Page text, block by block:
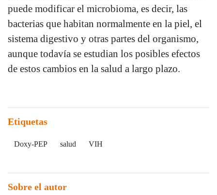
puede modificar el microbioma, es decir, las
bacterias que habitan normalmente en la piel, el
sistema digestivo y otras partes del organismo,
aunque todavía se estudian los posibles efectos
de estos cambios en la salud a largo plazo.
Etiquetas
Doxy-PEP salud VIH
Sobre el autor